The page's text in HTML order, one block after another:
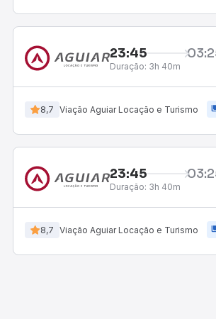
23:45
Duração: 3h 40m
8,7 Viação Aguiar Locação e Turismo
23:45
Duração: 3h 40m
8,7 Viação Aguiar Locação e Turismo